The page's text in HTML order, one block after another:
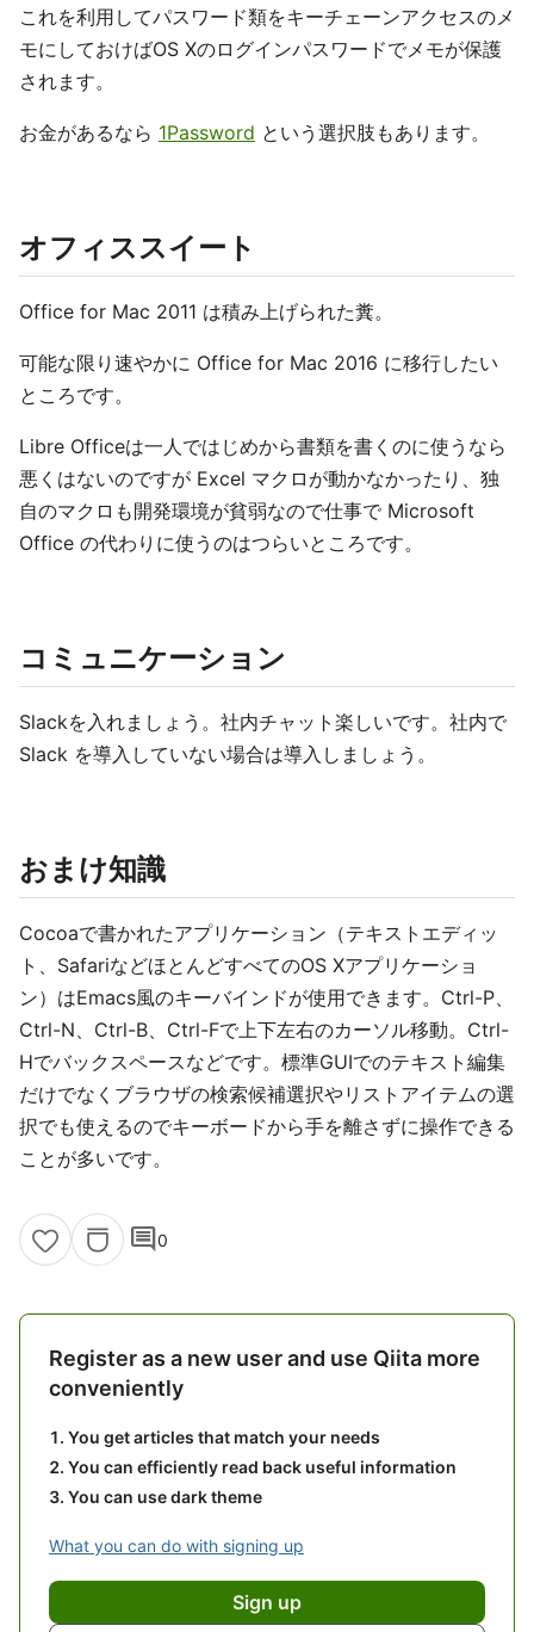
これを利用してパスワード類をキーチェーンアクセスのメ
モにしておけばOS Xのログインパスワードでメモが保護
されます。
お金があるなら 1Password という選択肢もあります。
オフィススイート
Office for Mac 2011 は積み上げられた糞。
可能な限り速やかに Office for Mac 2016 に移行したい
ところです。
Libre Officeは一人ではじめから書類を書くのに使うなら
悪くはないのですが Excel マクロが動かなかったり、独
自のマクロも開発環境が貧弱なので仕事で Microsoft
Office の代わりに使うのはつらいところです。
コミュニケーション
Slackを入れましょう。社内チャット楽しいです。社内で
Slack を導入していない場合は導入しましょう。
おまけ知識
Cocoaで書かれたアプリケーション（テキストエディッ
ト、SafariなどほとんどすべてのOS Xアプリケーショ
ン）はEmacs風のキーバインドが使用できます。Ctrl-P、
Ctrl-N、Ctrl-B、Ctrl-Fで上下左右のカーソル移動。Ctrl-
Hでバックスペースなどです。標準GUIでのテキスト編集
だけでなくブラウザの検索候補選択やリストアイテムの選
択でも使えるのでキーボードから手を離さずに操作できる
ことが多いです。
comment0
Register as a new user and use Qiita more
conveniently
You get articles that match your needs
You can efficiently read back useful information
You can use dark theme
What you can do with signing up
Sign up